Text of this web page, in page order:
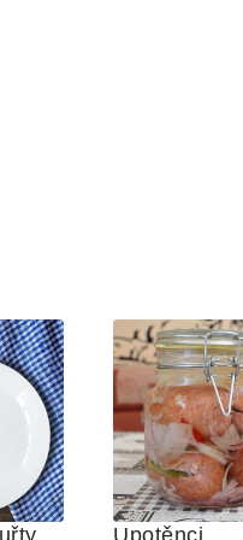
Upotěnci